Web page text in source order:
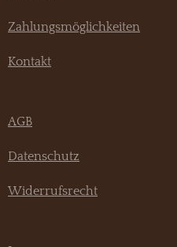
Zahlungsmöglichkeiten
Kontakt
AGB
Datenschutz
Widerrufsrecht